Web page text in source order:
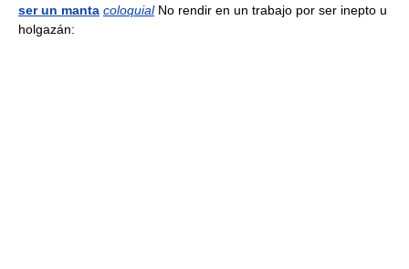
ser un manta coloquialNo rendir en un trabajo por ser inepto u
holgazán: